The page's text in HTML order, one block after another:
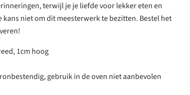
terwijl je je liefde voor lekker eten en
niet om dit meesterwerk te bezitten. Bestel het
1cm hoog
gebruik in de oven niet aanbevolen